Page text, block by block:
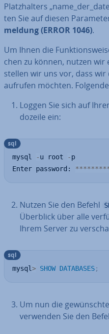
Platz­hal­ters
ten Sie auf diesen
mel­dung (ERROR 1046).
Um Ihnen die
chen zu können, nutzen wir
stellen wir uns vor, dass wir
aufrufen möchten.
Loggen Sie sich auf
do­zei­le ein:
mysql -u root -p
Enter password: ********
sql
Nutzen Sie den Befehl
Überblick über alle
Ihrem Server zu
mysql> SHOW DATABASES;
sql
Um nun die
verwenden Sie den